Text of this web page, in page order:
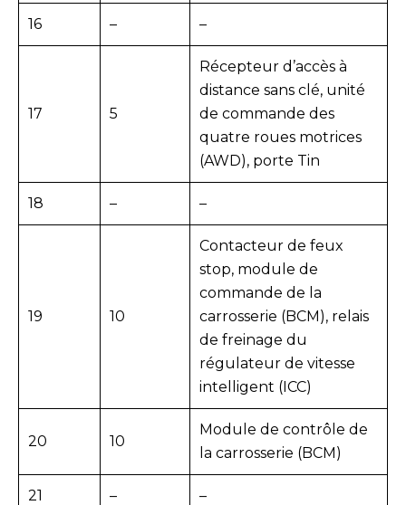
16 – –
17 5
Récepteur d’accès à
distance sans clé, unité
de commande des
quatre roues motrices
(AWD), porte Tin
18 – –
19 10
Contacteur de feux
stop, module de
commande de la
carrosserie (BCM), relais
de freinage du
régulateur de vitesse
intelligent (ICC)
20 10
Module de contrôle de
la carrosserie (BCM)
21 – –